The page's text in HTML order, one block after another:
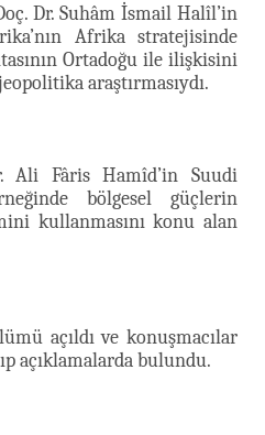
Dr. Suhâm İsmail Halîl’in
Afrika stratejisinde
Ortadoğu ile ilişkisini
araştırmasıydı.
Ali Fâris Hamîd’in Suudi
bölgesel güçlerin
kullanmasını konu alan
açıldı ve konuşmacılar
açıklamalarda bulundu.